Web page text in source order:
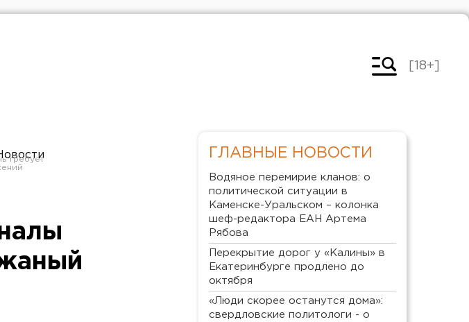
[18+]
ГЛАВНЫЕ НОВОСТИ
Водяное перемирие кланов: о
политической ситуации в
Каменске-Уральском – колонка
шеф-редактора ЕАН Артема
Рябова
Перекрытие дорог у «Калины» в
Екатеринбурге продлено до
октября
«Люди скорее останутся дома»:
свердловские политологи - о